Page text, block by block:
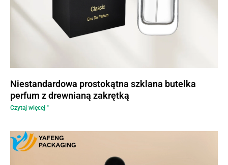
Niestandardowa prostokątna szklana butelka
perfum z drewnianą zakrętką
Czytaj więcej "